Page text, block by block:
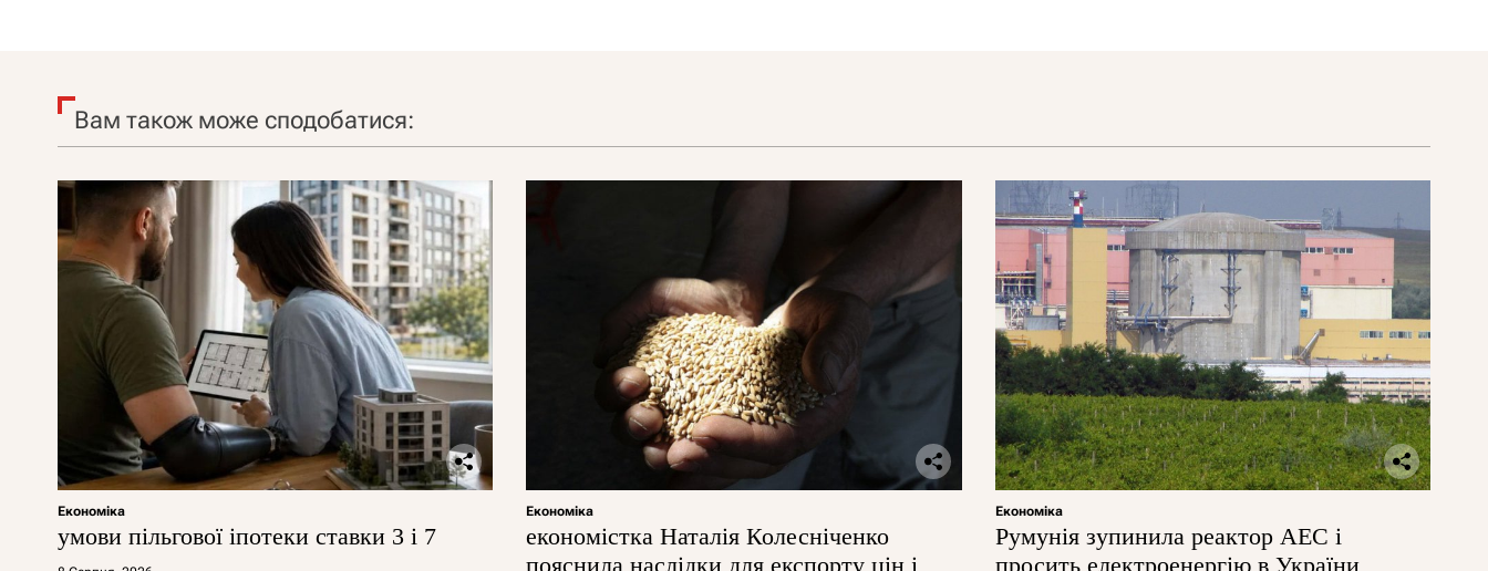
Вам також може сподобатися:
Економіка
умови пільгової іпотеки ставки 3 і 7
Економіка
економістка Наталія Колесніченко
пояснила наслідки для експорту цін і
Економіка
Румунія зупинила реактор АЕС і
просить електроенергію в України